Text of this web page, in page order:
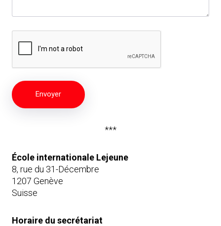
***
École internationale Lejeune
8, rue du 31-Décembre
1207 Genève
Suisse
Horaire du secrétariat